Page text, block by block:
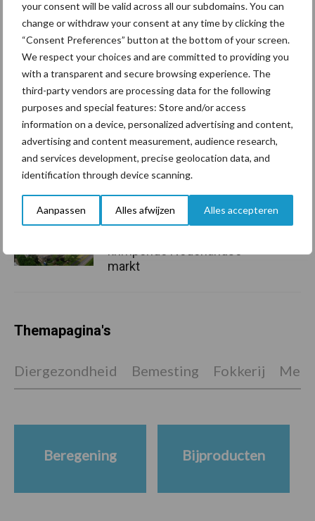
your consent will be valid across all our subdomains. You can
change or withdraw your consent at any time by clicking the
“Consent Preferences” button at the bottom of your screen.
We respect your choices and are committed to providing you
with a transparent and secure browsing experience. The
third-party vendors are processing data for the following
purposes and special features: Store and/or access
information on a device, personalized advertising and content,
advertising and content measurement, audience research,
and services development, precise geolocation data, and
identification through device scanning.
Aanpassen Alles afwijzen Alles accepteren
Grondstoffenmarkt blijft
geopolitiek houden handel
in de greep
De speenhuid: een vaak
onderschatte risicofactor
voor mastitis
ForFarmers ziet volume en
krimpende Nederlandse
markt
Themapagina's
Diergezondheid Bemesting Fokkerij
Beregening Bijproducten